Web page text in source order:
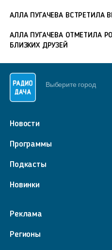
АЛЛА ПУГАЧЕВА ВСТРЕТИЛА
АЛЛА ПУГАЧЕВА ОТМЕТИЛА
БЛИЗКИХ ДРУЗЕЙ
Выберите город
Новости
Программы
Подкасты
Новинки
Реклама
Регионы